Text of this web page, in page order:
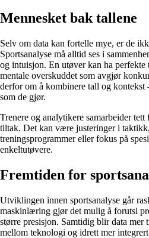
Mennesket bak tallene
Selv om data kan fortelle mye, er de
Sportsanalyse må alltid ses i
og intuisjon. En utøver kan ha
mentale overskuddet som avgjør
derfor om å kombinere tall og kontekst
som de gjør.
Trenere og analytikere samarbeider
tiltak. Det kan være justeringer i
treningsprogrammer eller fokus på
enkeltutøvere.
Fremtiden for
Utviklingen innen sportsanalyse går
maskinlæring gjør det mulig å forutsi
større presisjon. Samtidig blir data mer
mellom teknologi og idrett mer